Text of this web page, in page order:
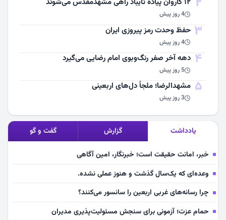
۱۲ کاروان پیاده تایباد راهی مشهدمقدس می‌شوند
4 روز پیش
3 حفظ وحدت رمز پیروزی ایران
4 روز پیش
4 دهه آخر صفر رنگ‌وبوی امام رضایی می‌گیرد
5 روز پیش
5 مشهد‌الرضا؛ ملجأ دل‌های اربعینی
3 روز پیش
یادداشت گزارش گفت و گو
خبر، امانت حقیقت است؛ خبرنگار، امین آگاهی
وعده‌ای که یک‌سال گذشت و هنوز عملی نشده.
چرا رسانه‌های غربی اربعین را سانسور می‌کنند؟
حمام عزت؛ آزمونی برای سنجش مسئولیت‌پذیری مدیران